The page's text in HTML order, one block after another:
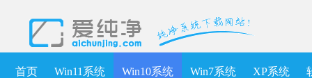
首页 Win11系统 Win10系统 Win7系统 XP系统